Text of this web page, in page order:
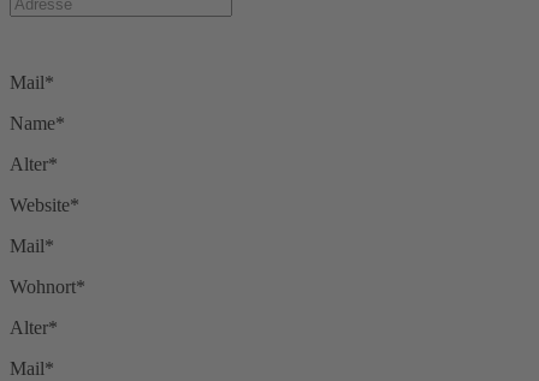
Mail*
Name*
Alter*
Website*
Mail*
Wohnort*
Alter*
Mail*